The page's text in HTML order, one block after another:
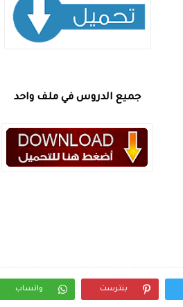
جميع الدروس في ملف واحد
بنترست واتساب